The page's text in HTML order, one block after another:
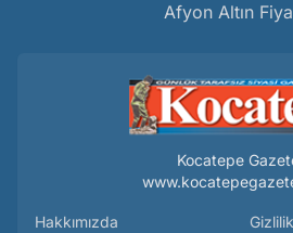
Afyon Altın
Kocatepe
Hakkımızda